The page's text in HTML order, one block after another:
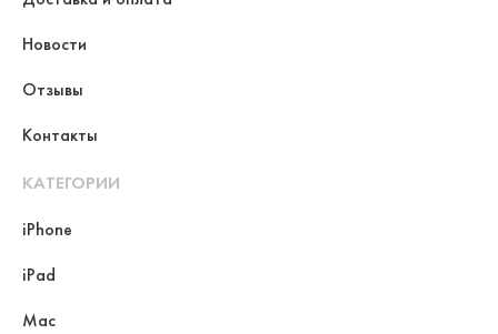
Новости
Отзывы
Контакты
КАТЕГОРИИ
iPhone
iPad
Mac